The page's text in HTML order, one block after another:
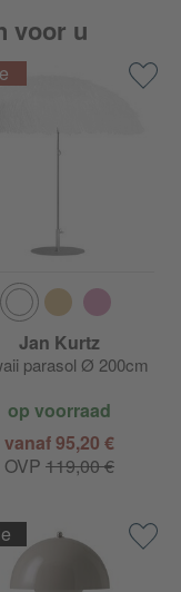
voor u
Jan Kurtz
parasol Ø 200cm
op voorraad
vanaf 95,20 €
OVP 119,00 €